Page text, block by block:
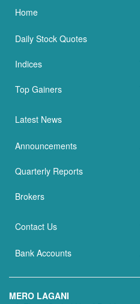
Home
Daily Stock Quotes
Indices
Top Gainers
Latest News
Announcements
Quarterly Reports
Brokers
Contact Us
Bank Accounts
MERO LAGANI